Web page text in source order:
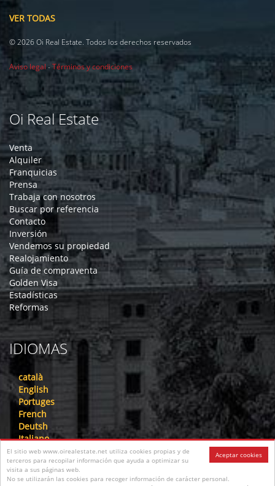
Aceptar cookies
El sitio web www.oirealestate.net utiliza cookies propias y de
terceros para recopilar información que ayuda a optimizar su
visita a sus páginas web.
No se utilizarán las cookies para recoger información de carácter personal.
VER TODAS
© 2026 Oi Real Estate. Todos los derechos reservados
Aviso legal -Términos y condiciones
Oi Real Estate
Venta
Alquiler
Franquicias
Prensa
Trabaja con nosotros
Buscar por referencia
Contacto
Inversión
Vendemos su propiedad
Realojamiento
Guía de compraventa
Golden Visa
Estadísticas
Reformas
IDIOMAS
català
English
Portuges
French
Deutsh
Italiano
Nederlandse
русский
中文